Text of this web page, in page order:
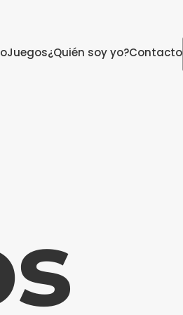
Juegos¿Quién soy yo?Contacto